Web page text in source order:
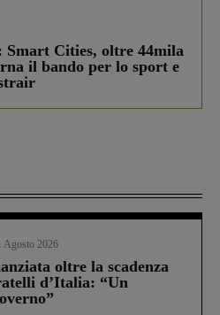
Smart Cities, oltre 44mila
il bando per lo sport e
Agosto 2026
oltre la scadenza
d’Italia: “Un